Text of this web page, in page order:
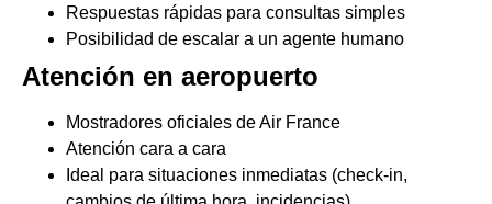
Respuestas rápidas para consultas simples
Posibilidad de escalar a un agente humano
Atención en aeropuerto
Mostradores oficiales de Air France
Atención cara a cara
Ideal para situaciones inmediatas (check-in,